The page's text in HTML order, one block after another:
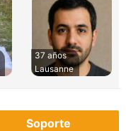
37 años
Lausanne
Soporte